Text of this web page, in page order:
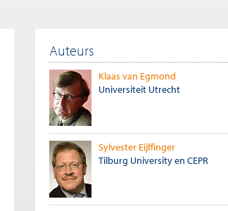
Auteurs
Klaas van Egmond
Universiteit Utrecht
Sylvester Eijffinger
Tilburg University en CEPR